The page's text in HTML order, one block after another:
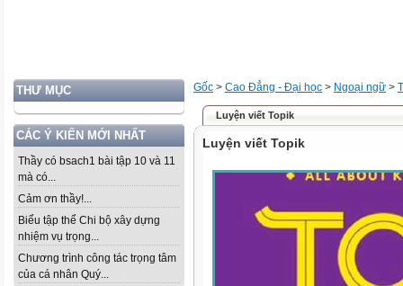
THƯ MỤC
CÁC Ý KIẾN MỚI NHẤT
Thầy có bsach1 bài tập 10 và 11
mà có...
Cảm ơn thầy!...
Biểu tập thể Chi bộ xây dựng
nhiệm vụ trọng...
Chương trình công tác trọng tâm
của cá nhân Quý...
Gốc > Cao Đẳng - Đại học > Ngoại ngữ >
Luyện viết Topik
Luyện viết Topik